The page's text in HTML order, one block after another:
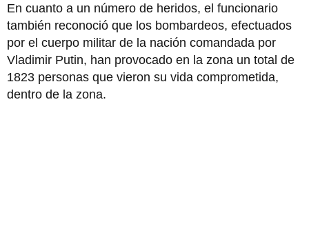
En cuanto a un número de heridos, el funcionario
también reconoció que los bombardeos, efectuados
por el cuerpo militar de la nación comandada por
Vladimir Putin, han provocado en la zona un total de
1823 personas que vieron su vida comprometida,
dentro de la zona.